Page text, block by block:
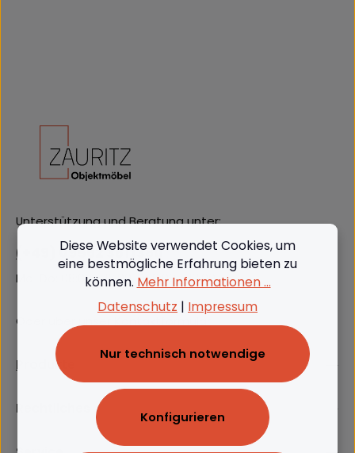
Unterstützung und Beratung unter:
(+49) 09562 3811380
Mo-Do: 08:00 - 16:00, Fr: 8:00 - 13:00
Oder über unser
Produkte
Rechtliches
Diese Website verwendet Cookies, um
eine bestmögliche Erfahrung bieten zu
können. Mehr Informationen ...
Datenschutz | Impressum
Nur technisch notwendige
Konfigurieren